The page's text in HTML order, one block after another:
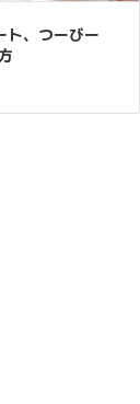
ト、つーびー